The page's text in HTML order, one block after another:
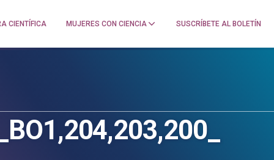
CIENTÍFICA MUJERES CON CIENCIA SUSCRÍBETE AL BOLETÍN